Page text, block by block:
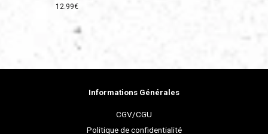
Prix
12.99€
Informations Générales
CGV/CGU
Politique de confidentialité